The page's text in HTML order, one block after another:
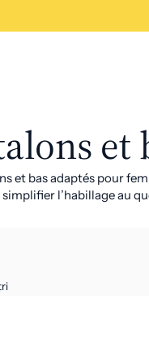
et
et bas adaptés pour
simplifier l’habillage au